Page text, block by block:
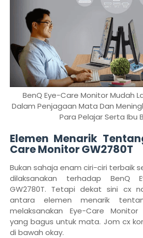
BenQ Eye-Care Monitor Mudah
Dalam Penjagaan Mata Dan
Para Pelajar Serta Ibu
Elemen Menarik
Care Monitor GW2780T
Bukan sahaja enam ciri-ciri terbaik
dilaksanakan terhadap BenQ
GW2780T. Tetapi dekat sini cx
antara elemen menarik
melaksanakan Eye-Care
yang bagus untuk mata. Jom cx
di bawah okay.